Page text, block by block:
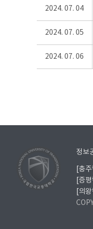
2024. 07. 04
2024. 07. 05
2024. 07. 06
정보
[충
[증
[의